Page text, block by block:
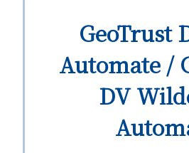
GeoTrust
Automate /
DV